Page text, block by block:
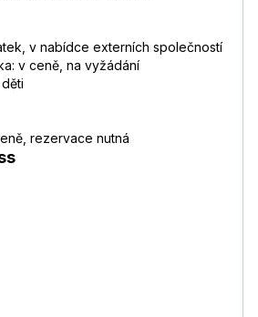
v nabídce externích společností
v ceně, na vyžádání
rezervace nutná